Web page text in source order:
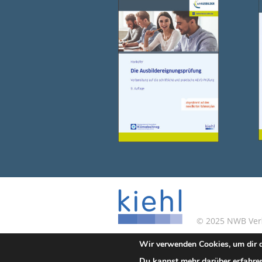
© 2025 NWB
Kontakt | Impressum
Wir verwenden Cookies, um dir